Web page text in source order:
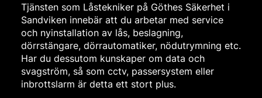
Tjänsten som Låstekniker på Göthes Säkerhet i
Sandviken innebär att du arbetar med service
och nyinstallation av lås, beslagning,
dörrstängare, dörrautomatiker, nödutrymning etc.
Har du dessutom kunskaper om data och
svagström, så som cctv, passersystem eller
inbrottslarm är detta ett stort plus.